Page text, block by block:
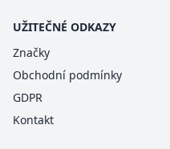
UŽITEČNÉ ODKAZY
Značky
Obchodní podmínky
GDPR
Kontakt